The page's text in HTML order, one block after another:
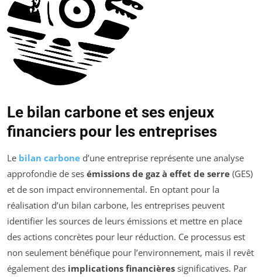
Le bilan carbone et ses enjeux
financiers pour les entreprises
Le bilan carbone d’une entreprise représente une analyse
approfondie de ses émissions de gaz à effet de serre (GES)
et de son impact environnemental. En optant pour la
réalisation d’un bilan carbone, les entreprises peuvent
identifier les sources de leurs émissions et mettre en place
des actions concrètes pour leur réduction. Ce processus est
non seulement bénéfique pour l’environnement, mais il revêt
également des implications financières significatives. Par